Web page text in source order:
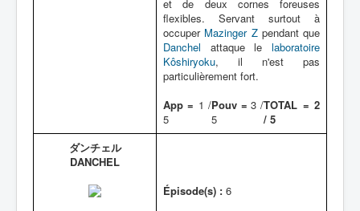
et de deux cornes foreuses
flexibles. Servant surtout à
occuper Mazinger Zpendant que
Danchel attaque le laboratoire
Kôshiryoku, il n'est pas
particulièrement fort.
App = 1 /
5
Pouv = 3 /
5
TOTAL = 2
/ 5
ダンチェル
DANCHEL
Épisode(s) : 6